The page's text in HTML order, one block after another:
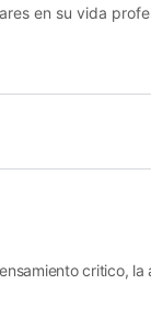
en su vida
critico,